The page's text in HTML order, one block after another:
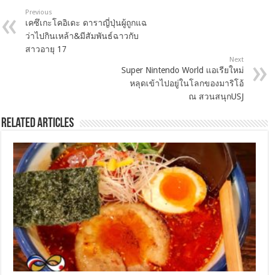
Previous
เคซึเกะโคอิเดะ ดาราญี่ปุ่นผู้ถูกแฉ
ว่าไปกินเหล้า&มีสัมพันธ์ฉาวกับ
สาวอายุ 17
Next
Super Nintendo World แอเรียใหม่
หลุดเข้าไปอยู่ในโลกของมาริโอ้
ณ สวนสนุกUSJ
Related Articles